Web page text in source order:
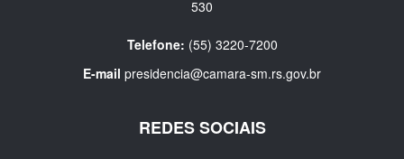
530
Telefone: (55) 3220-7200
E-mail presidencia@camara-sm.rs.gov.br
REDES SOCIAIS